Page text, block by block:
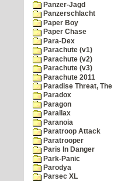
Panzer-Jagd
Panzerschlacht
Paper Boy
Paper Chase
Para-Dex
Parachute (v1)
Parachute (v2)
Parachute (v3)
Parachute 2011
Paradise Threat, The
Paradox
Paragon
Parallax
Paranoia
Paratroop Attack
Paratrooper
Paris In Danger
Park-Panic
Parodya
Parsec XL